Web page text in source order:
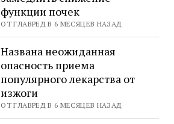
функции почек
ОТ ГЛАВРЕД В 6 МЕСЯЦЕВ НАЗАД
Названа неожиданная
опасность приема
популярного лекарства от
изжоги
ОТ ГЛАВРЕД В 6 МЕСЯЦЕВ НАЗАД